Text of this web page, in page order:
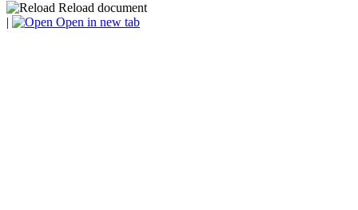
Reload document
|
Open in new tab